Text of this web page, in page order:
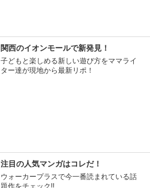
関西のイオンモールで新発見！
子どもと楽しめる新しい遊び方をママライ
ター達が現地から最新リポ！
注目の人気マンガはコレだ！
ウォーカープラスで今一番読まれている話